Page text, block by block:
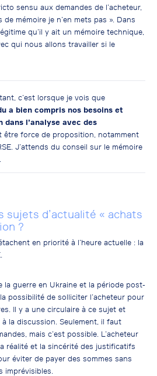
sensu aux demandes de l’acheteur,
de mémoire je n’en mets pas ». Dans
qu’il y ait un mémoire technique,
qui nous allons travailler si le
c’est lorsque je vois que
a bien compris nos besoins et
dans l’analyse avec des
être force de proposition, notamment
J’attends du conseil sur le mémoire
sujets d’actualité « achats
?
en priorité à l’heure actuelle : la
la guerre en Ukraine et la période post-
possibilité de solliciter l’acheteur pour
Il y a une circulaire à ce sujet et
la discussion. Seulement, il faut
mais c’est possible. L’acheteur
réalité et la sincérité des justificatifs
éviter de payer des sommes sans
imprévisibles.